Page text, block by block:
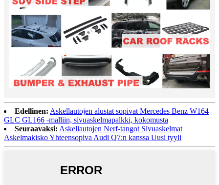
Edellinen: Askellautojen alustat sopivat Mercedes Benz W164
GLC GL166 -malliin, sivuaskelmapalkki, kokomusta
Seuraavaksi: Askellautojen Nerf-tangot Sivuaskelmat
Askelmakisko Yhteensopiva Audi Q7:n kanssa Uusi tyyli